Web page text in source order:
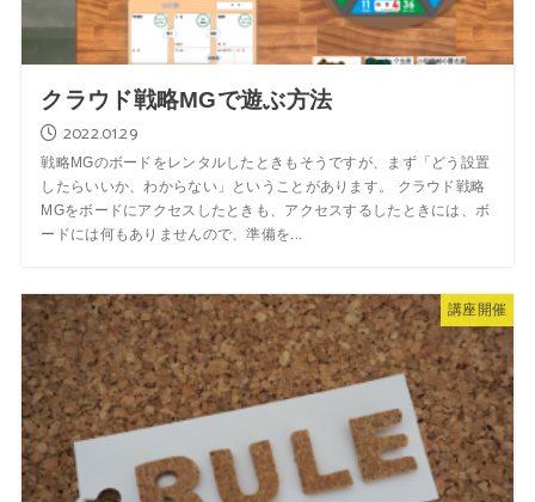
クラウド戦略MGで遊ぶ方法
2022.01.29
戦略MGのボードをレンタルしたときもそうですが、まず「どう設置
したらいいか、わからない」ということがあります。 クラウド戦略
MGをボードにアクセスしたときも、アクセスするしたときには、ボ
ードには何もありませんので、準備を...
講座開催